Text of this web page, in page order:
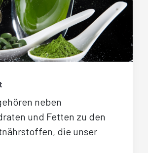
neben
und Fetten zu den
die unser